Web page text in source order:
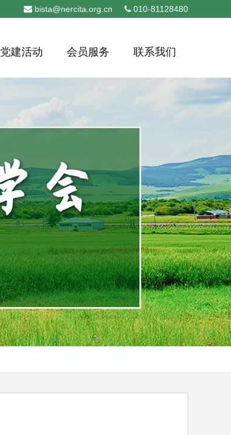
bista@nercita.org.cn 010-81128480
党建活动 会员服务 联系我们